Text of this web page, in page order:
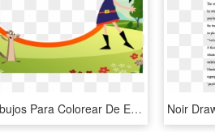
Luna - Dibujos Para Colorear De El Mundo De Luna, HD Png Download